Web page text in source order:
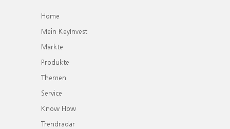
Home
Mein KeyInvest
Märkte
Produkte
Themen
Service
Know How
Trendradar